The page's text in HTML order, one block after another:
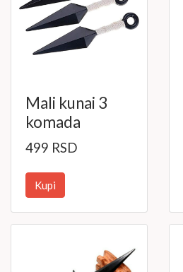
Mali kunai 3
komada
499 RSD
Kupi